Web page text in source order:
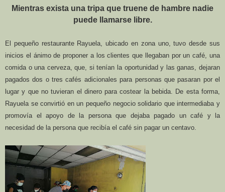
Mientras exista una tripa que truene de hambre nadie
puede llamarse libre.
El pequeño restaurante Rayuela, ubicado en zona uno, tuvo desde sus
inicios el ánimo de proponer a los clientes que llegaban por un café, una
comida o una cerveza, que, si tenían la oportunidad y las ganas, dejaran
pagados dos o tres cafés adicionales para personas que pasaran por el
lugar y que no tuvieran el dinero para costear la bebida. De esta forma,
Rayuela se convirtió en un pequeño negocio solidario que intermediaba y
promovía el apoyo de la persona que dejaba pagado un café y la
necesidad de la persona que recibía el café sin pagar un centavo.